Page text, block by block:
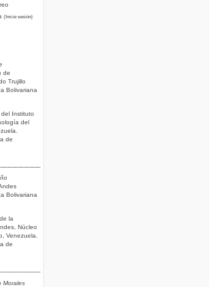
(Inicie sesión)
de
Trujillo
Bolivariana
Instituto
del
de
Bolivariana
la
Núcleo
Venezuela.
de
Morales